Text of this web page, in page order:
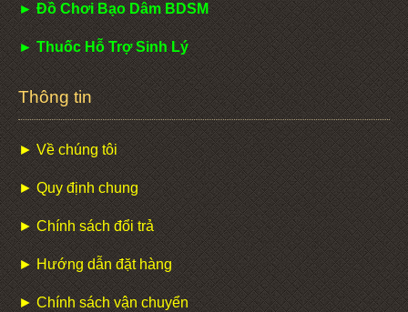
► Đồ Chơi Bạo Dâm BDSM
► Thuốc Hỗ Trợ Sinh Lý
Thông tin
► Về chúng tôi
► Quy định chung
► Chính sách đổi trả
► Hướng dẫn đặt hàng
► Chính sách vận chuyển